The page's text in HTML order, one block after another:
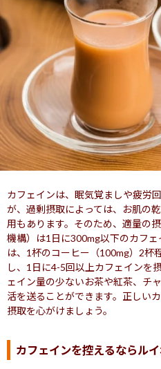
カフェインは、眠気覚ましや疲労
が、過剰摂取によっては、お肌の
用もあります。そのため、適量の
機構）は1日に300mg以下のカフ
は、1杯のコーヒー（100mg）2杯
し、1日に4-5回以上カフェインを
ェイン量の少ないお茶や紅茶、チ
活を送ることができます。正しい
摂取を心がけましょう。
カフェインを控えるならルイ